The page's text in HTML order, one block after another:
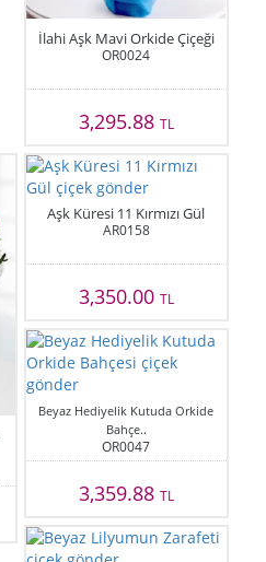
İlahi Aşk Mavi Orkide Çiçeği
OR0024
3,295.88 TL
Aşk Küresi 11 Kırmızı Gül
AR0158
3,350.00 TL
Beyaz Hediyelik Kutuda Orkide
Bahçe..
OR0047
3,359.88 TL